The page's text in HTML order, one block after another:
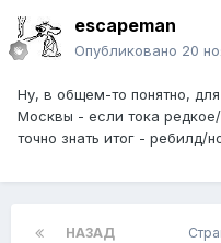
escapeman
Опубликовано 20
Ну, в общем-то понятно,
Москвы - если тока
точно знать итог - ребилд/
НАЗАД